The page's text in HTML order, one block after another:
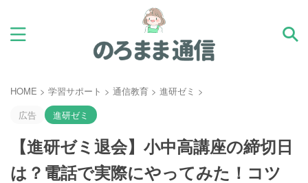
HOME > 学習サポート > 通信教育 > 進研ゼミ >
広告
進研ゼミ
【進研ゼミ退会】小中高講座の締切日
は？電話で実際にやってみた！コツ